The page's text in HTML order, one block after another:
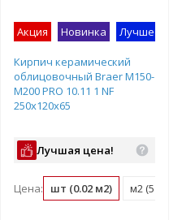
поддон (480 шт)
Акция Новинка Лучшее
Кирпич керамический
облицовочный Braer M150-
M200 PRO 10.11 1 NF
250x120x65
Лучшая цена!
Цена: шт (0.02 м2) м2 (51 шт)